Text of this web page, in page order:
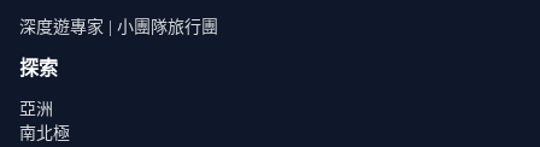
深度遊專家 | 小團隊旅行團
探索
亞洲
南北極